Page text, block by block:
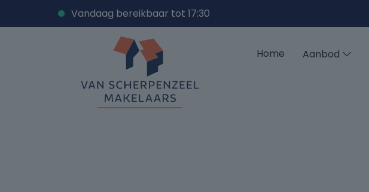
Vandaag bereikbaar tot 17:30
Home Aanbod